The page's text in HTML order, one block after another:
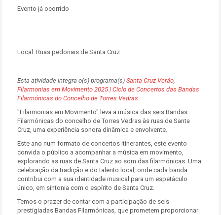
Evento já ocorrido
Local: Ruas pedonais de Santa Cruz
Esta atividade integra o(s) programa(s) Santa Cruz Verão,
Filarmonias em Movimento 2025 | Ciclo de Concertos das Bandas
Filarmónicas do Concelho de Torres Vedras
"Filarmonias em Movimento" leva a música das seis Bandas
Filarmónicas do concelho de Torres Vedras às ruas de Santa
Cruz, uma experiência sonora dinâmica e envolvente.
Este ano num formato de concertos itinerantes, este evento
convida o público a acompanhar a música em movimento,
explorando as ruas de Santa Cruz ao som das filarmónicas. Uma
celebração da tradição e do talento local, onde cada banda
contribui com a sua identidade musical para um espetáculo
único, em sintonia com o espírito de Santa Cruz.
Temos o prazer de contar com a participação de seis
prestigiadas Bandas Filarmónicas, que prometem proporcionar